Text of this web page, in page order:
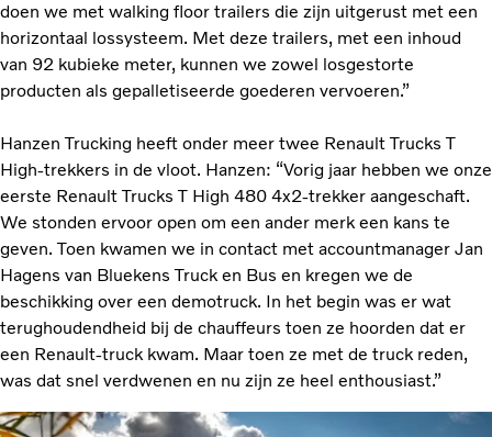
doen we met walking floor trailers die zijn uitgerust met een
horizontaal lossysteem. Met deze trailers, met een inhoud
van 92 kubieke meter, kunnen we zowel losgestorte
producten als gepalletiseerde goederen vervoeren.”
Hanzen Trucking heeft onder meer twee Renault Trucks T
High-trekkers in de vloot. Hanzen: “Vorig jaar hebben we onze
eerste Renault Trucks T High 480 4x2-trekker aangeschaft.
We stonden ervoor open om een ander merk een kans te
geven. Toen kwamen we in contact met accountmanager Jan
Hagens van Bluekens Truck en Bus en kregen we de
beschikking over een demotruck. In het begin was er wat
terughoudendheid bij de chauffeurs toen ze hoorden dat er
een Renault-truck kwam. Maar toen ze met de truck reden,
was dat snel verdwenen en nu zijn ze heel enthousiast.”